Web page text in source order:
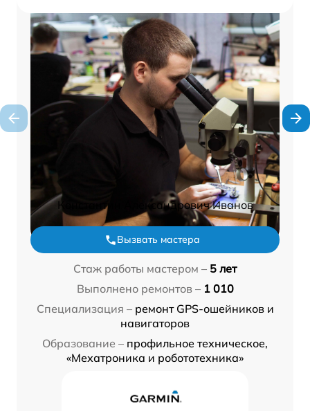
Константин Александрович Иванов
Вызвать мастера
Стаж работы мастером – 5 лет
Выполнено ремонтов – 1 010
Специализация – ремонт GPS-ошейников и
навигаторов
Образование – профильное техническое,
«Мехатроника и робототехника»